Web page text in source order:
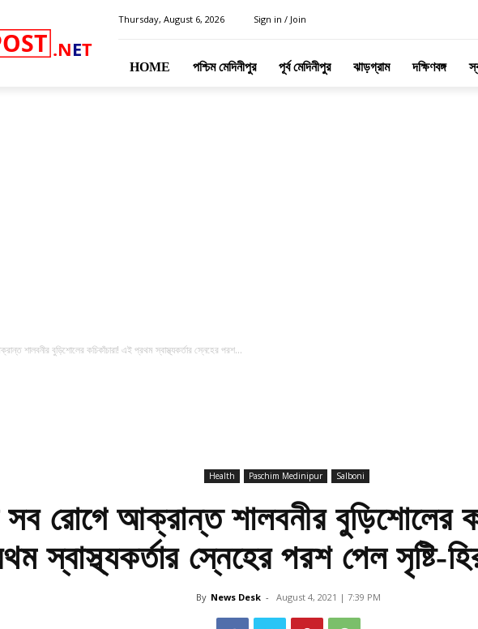
.NET
Thursday, August 6, 2026 Sign in / Join
HOME পশ্চিম মেদিনীপুর পূর্ব মেদিনীপুর ঝাড়গ্রাম দক্ষিণবঙ্গ
শালবনীর বুড়িশোলের কচিকাঁচারা! এই প্রথম স্বাস্থ্যকর্তার স্নেহের পরশ...
Health Paschim Medinipur Salboni
সব রোগে আক্রান্ত শালবনীর বুড়িশোলের
স্বাস্থ্যকর্তার স্নেহের পরশ পেল সৃষ্টি-
By News Desk - August 4, 2021 | 7:39 PM